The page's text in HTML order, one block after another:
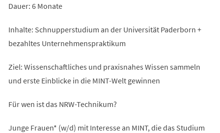
Dauer: 6 Monate
Inhalte: Schnupperstudium an der Universität Paderborn +
bezahltes Unternehmenspraktikum
Ziel: Wissenschaftliches und praxisnahes Wissen sammeln
und erste Einblicke in die MINT-Welt gewinnen
Für wen ist das NRW-Technikum?
Junge Frauen* (w/d) mit Interesse an MINT, die das Studium